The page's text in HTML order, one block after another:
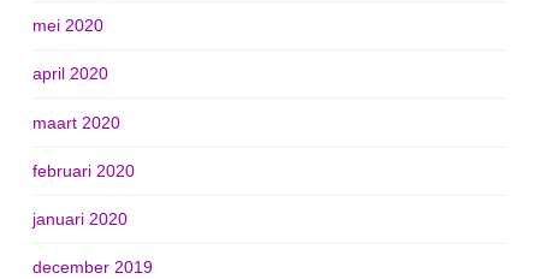
mei 2020
april 2020
maart 2020
februari 2020
januari 2020
december 2019